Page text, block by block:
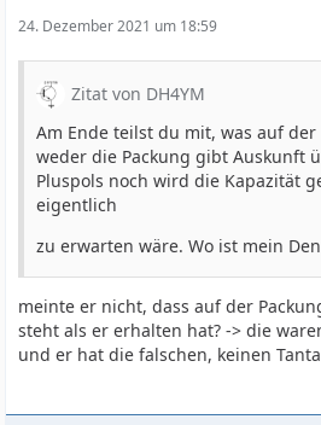
24. Dezember 2021 um 18:59
Zitat von DH4YM
Am Ende teilst du mit, was auf
weder die Packung gibt Auskunft
Pluspols noch wird die Kapazität
eigentlich
zu erwarten wäre. Wo ist mein
meinte er nicht, dass auf der
steht als er erhalten hat? -> die
und er hat die falschen, keinen